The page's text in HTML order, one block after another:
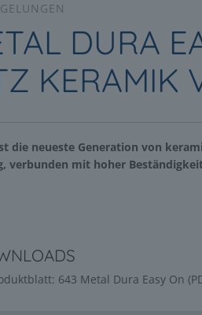
DURA
KERAMIK
die neueste Generation von
verbunden mit hoher
643 Metal Dura Easy On (